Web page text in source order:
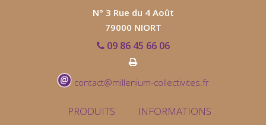
N° 3 Rue du 4 Août
79000 NIORT
09 86 45 66 06
contact@millenium-collectivites.fr
PRODUITS INFORMATIONS